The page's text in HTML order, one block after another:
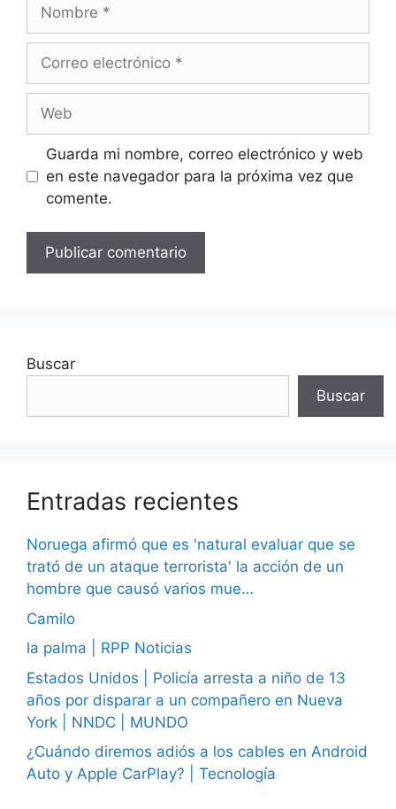
electrónico
Guarda mi nombre, correo electrónico y web
en este navegador para la próxima vez que
comente.
Buscar
Buscar
Entradas recientes
Noruega afirmó que es 'natural evaluar que se
trató de un ataque terrorista' la acción de un
hombre que causó varios mue…
Camilo
la palma | RPP Noticias
Estados Unidos | Policía arresta a niño de 13
años por disparar a un compañero en Nueva
York | NNDC | MUNDO
¿Cuándo diremos adiós a los cables en Android
Auto y Apple CarPlay? | Tecnología